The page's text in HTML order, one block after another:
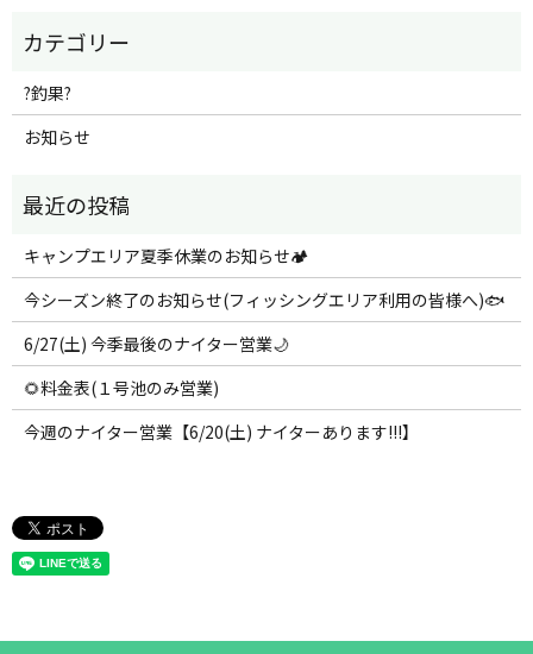
?釣果?
お知らせ
キャンプエリア夏季休業のお知らせ🏕️
今シーズン終了のお知らせ(フィッシングエリア利用の皆様へ)🐟
6/27(土) 今季最後のナイター営業🌙
🌻料金表(１号池のみ営業)
今週のナイター営業【6/20(土) ナイターあります!!!】